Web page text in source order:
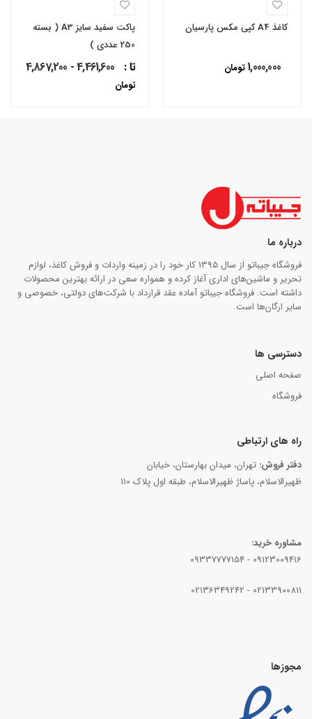
کاغذ A4 کپی مکس پارسیان
1,000,000 تومان
پاکت سفید سایز A3 ( بسته
250 عددی )
تا : 4,461,600 - 4,867,200
تومان
درباره ما
فروشگاه جیباتو از سال 1395 کار خود را در زمینه واردات و فروش کاغذ، لوازم
تحریر و ماشین‌های اداری آغاز کرده و همواره سعی در ارائه بهترین محصولات
داشته است. فروشگاه جیباتو آماده عقد قرارداد با شرکت‌های دولتی، خصوصی و
سایر ارگان‌ها است.
دسترسی ها
صفحه اصلی
فروشگاه
راه های ارتباطی
دفتر فروش: تهران، میدان بهارستان، خیابان
ظهیرالاسلام، پاساژ ظهیرالاسلام، طبقه اول پلاک 110
مشاوره خرید:
09123009416
-
09337777154
02133900811
-
02136349242
مجوزها